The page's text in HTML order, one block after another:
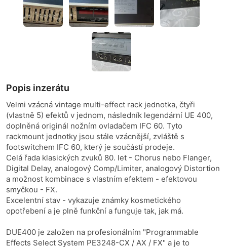
Popis inzerátu
Velmi vzácná vintage multi-effect rack jednotka, čtyři
(vlastně 5) efektů v jednom, následník legendární UE 400,
doplněná originál nožním ovladačem IFC 60. Tyto
rackmount jednotky jsou stále vzácnější, zvláště s
footswitchem IFC 60, který je součástí prodeje.
Celá řada klasických zvuků 80. let - Chorus nebo Flanger,
Digital Delay, analogový Comp/Limiter, analogový Distortion
a možnost kombinace s vlastním efektem - efektovou
smyčkou - FX.
Excelentní stav - vykazuje známky kosmetického
opotřebení a je plně funkční a funguje tak, jak má.
DUE400 je založen na profesionálním "Programmable
Effects Select System PE3248-CX / AX / FX" a je to